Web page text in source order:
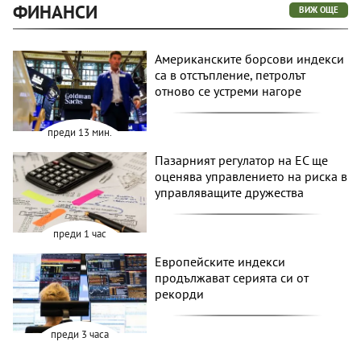
ФИНАНСИ ВИЖ ОЩЕ
преди 13 мин.
Американските борсови индекси
са в отстъпление, петролът
отново се устреми нагоре
преди 1 час
Пазарният регулатор на ЕС ще
оценява управлението на риска в
управляващите дружества
преди 3 часа
Европейските индекси
продължават серията си от
рекорди